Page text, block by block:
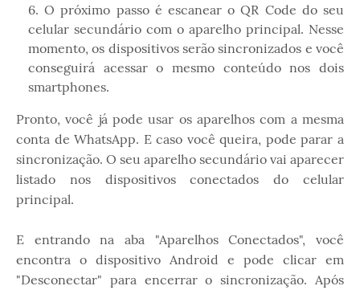
O próximo passo é escanear o QR Code do seu
celular secundário com o aparelho principal. Nesse
momento, os dispositivos serão sincronizados e você
conseguirá acessar o mesmo conteúdo nos dois
smartphones.
Pronto, você já pode usar os aparelhos com a mesma
conta de WhatsApp. E caso você queira, pode parar a
sincronização. O seu aparelho secundário vai aparecer
listado nos dispositivos conectados do celular
principal.
E entrando na aba "Aparelhos Conectados", você
encontra o dispositivo Android e pode clicar em
"Desconectar" para encerrar o sincronização. Após